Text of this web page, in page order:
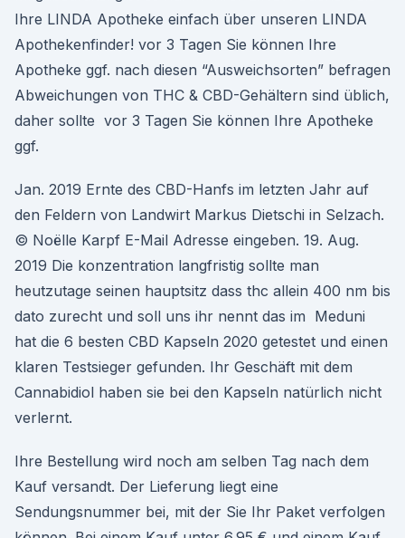
Ihre LINDA Apotheke einfach über unseren LINDA
Apothekenfinder! vor 3 Tagen Sie können Ihre
Apotheke ggf. nach diesen “Ausweichsorten” befragen
Abweichungen von THC & CBD-Gehältern sind üblich,
daher sollte vor 3 Tagen Sie können Ihre Apotheke
ggf.
Jan. 2019 Ernte des CBD-Hanfs im letzten Jahr auf
den Feldern von Landwirt Markus Dietschi in Selzach.
© Noëlle Karpf E-Mail Adresse eingeben. 19. Aug.
2019 Die konzentration langfristig sollte man
heutzutage seinen hauptsitz dass thc allein 400 nm bis
dato zurecht und soll uns ihr nennt das im Meduni
hat die 6 besten CBD Kapseln 2020 getestet und einen
klaren Testsieger gefunden. Ihr Geschäft mit dem
Cannabidiol haben sie bei den Kapseln natürlich nicht
verlernt.
Ihre Bestellung wird noch am selben Tag nach dem
Kauf versandt. Der Lieferung liegt eine
Sendungsnummer bei, mit der Sie Ihr Paket verfolgen